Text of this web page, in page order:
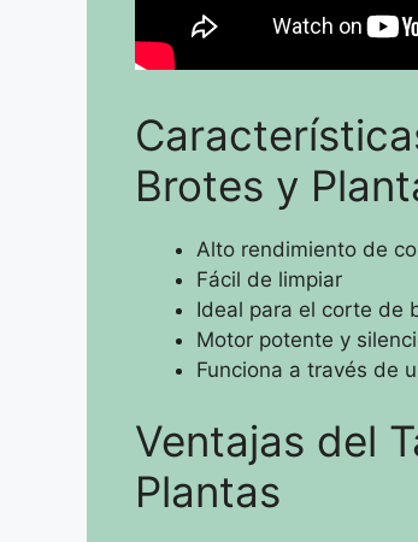
Brotes y
Alto rendimiento de
Fácil de limpiar
Ideal para el corte de
Motor potente y
Funciona a través de
Ventajas del
Plantas